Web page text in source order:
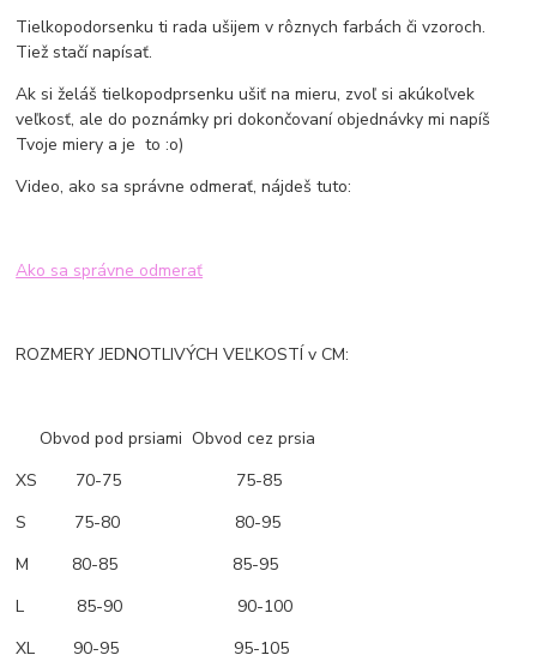
Tielkopodorsenku ti rada ušijem v rôznych farbách či vzoroch.
Tiež stačí napísať.
Ak si želáš tielkopodprsenku ušiť na mieru, zvoľ si akúkoľvek
veľkosť, ale do poznámky pri dokončovaní objednávky mi napíš
Tvoje miery a je to :o)
Video, ako sa správne odmerať, nájdeš tuto:
Ako sa správne odmerať
ROZMERY JEDNOTLIVÝCH VEĽKOSTÍ v CM:
Obvod pod prsiami Obvod cez prsia
XS 70-75 75-85
S 75-80 80-95
M 80-85 85-95
L 85-90 90-100
XL 90-95 95-105